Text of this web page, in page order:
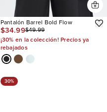
Pantalón Barrel Bold Flow
$34.99$49.99
¡30% en la colección! Precios ya
rebajados
30%